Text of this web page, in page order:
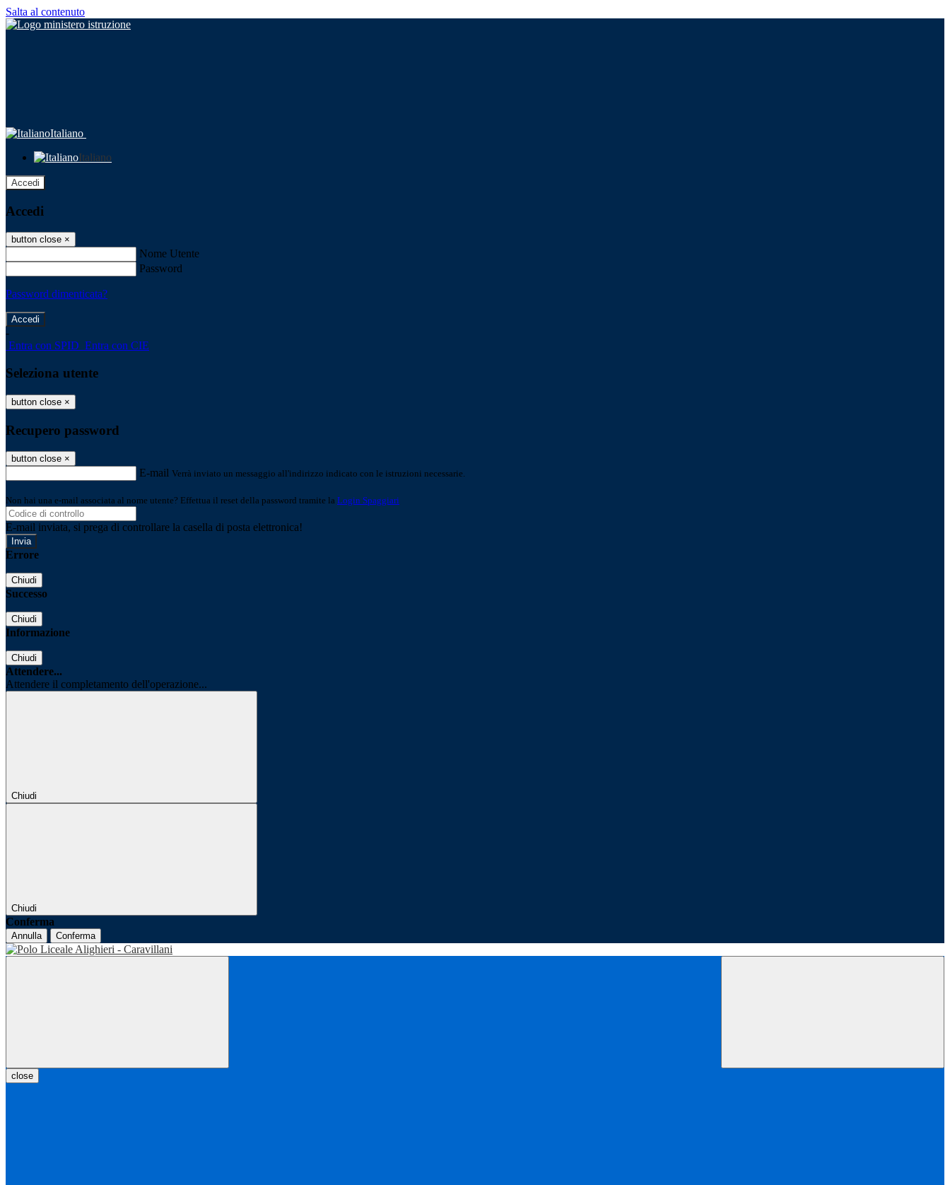
Salta al contenuto
Italiano
Italiano
Accedi
Accedi
button close ×
Nome Utente
Password
Password dimenticata?
-
Entra con SPID Entra con CIE
Seleziona utente
button close ×
Recupero password
button close ×
E-mail Verrà inviato un messaggio all'indirizzo indicato con le istruzioni necessarie.
Non hai una e-mail associata al nome utente? Effettua il reset della password tramite la Login Spaggiari
E-mail inviata, si prega di controllare la casella di posta elettronica!
Errore
Chiudi
Successo
Chiudi
Informazione
Chiudi
Attendere...
Attendere il completamento dell'operazione...
Chiudi
Chiudi
Conferma
Annulla Conferma
close